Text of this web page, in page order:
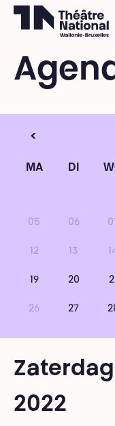
<
MA DI
05 06
12 13
19 20
26 27
2022